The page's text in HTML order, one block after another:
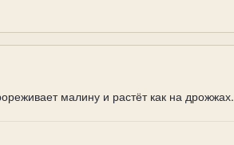
малину и растёт как на дрожжах.